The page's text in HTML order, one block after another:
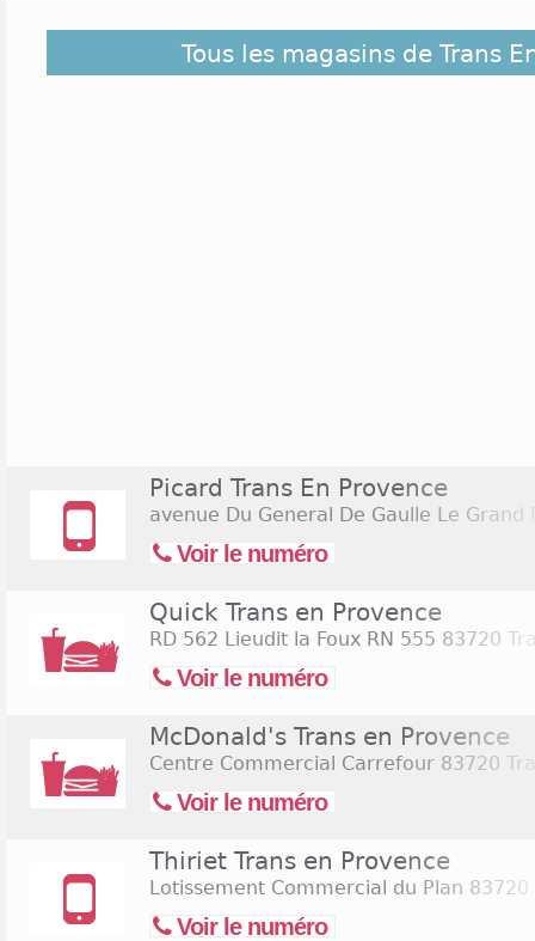
Découvrez dans la liste ci-dessous les magasins
Provence et ceux situés à proximité. Ils sont
Tous les magasins de Trans
Picard Trans En Provence
avenue Du General De Gaulle Le Grand
Voir le numéro
Quick Trans en Provence
RD 562 Lieudit la Foux RN 555 83720
Voir le numéro
McDonald's Trans en Provence
Centre Commercial Carrefour 83720
Voir le numéro
Thiriet Trans en Provence
Lotissement Commercial du Plan 83720
Voir le numéro